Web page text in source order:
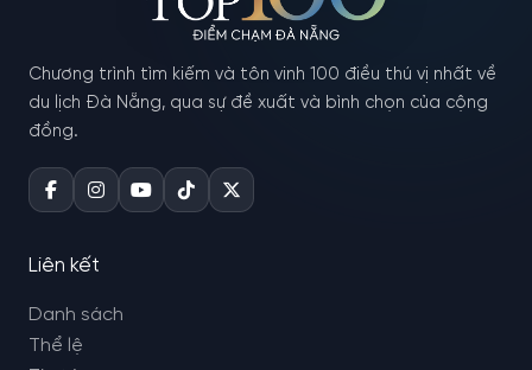
Chương trình tìm kiếm và tôn vinh 100 điều thú vị nhất về
du lịch Đà Nẵng, qua sự đề xuất và bình chọn của cộng
đồng.
Liên kết
Danh sách
Thể lệ